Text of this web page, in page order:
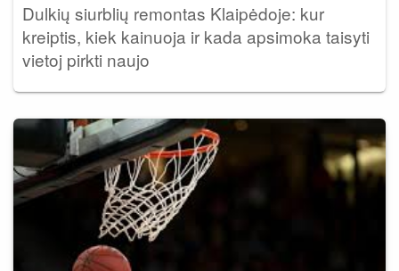
Dulkių siurblių remontas Klaipėdoje: kur
kreiptis, kiek kainuoja ir kada apsimoka taisyti
vietoj pirkti naujo